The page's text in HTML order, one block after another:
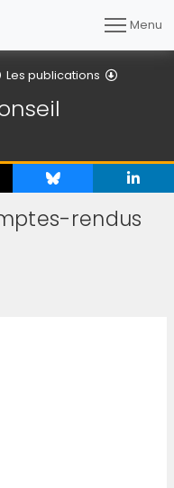
Menu
Les publications
rendus